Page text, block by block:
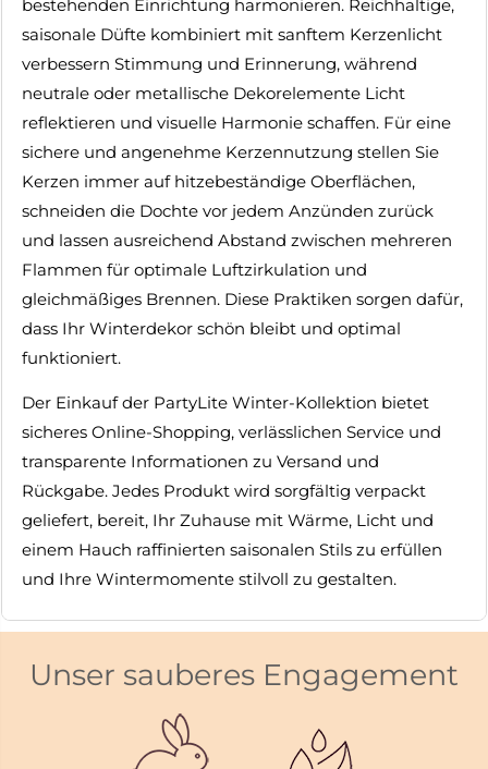
bestehenden Einrichtung harmonieren. Reichhaltige,
saisonale Düfte kombiniert mit sanftem Kerzenlicht
verbessern Stimmung und Erinnerung, während
neutrale oder metallische Dekorelemente Licht
reflektieren und visuelle Harmonie schaffen. Für eine
sichere und angenehme Kerzennutzung stellen Sie
Kerzen immer auf hitzebeständige Oberflächen,
schneiden die Dochte vor jedem Anzünden zurück
und lassen ausreichend Abstand zwischen mehreren
Flammen für optimale Luftzirkulation und
gleichmäßiges Brennen. Diese Praktiken sorgen dafür,
dass Ihr Winterdekor schön bleibt und optimal
funktioniert.
Der Einkauf der PartyLite Winter-Kollektion bietet
sicheres Online-Shopping, verlässlichen Service und
transparente Informationen zu Versand und
Rückgabe. Jedes Produkt wird sorgfältig verpackt
geliefert, bereit, Ihr Zuhause mit Wärme, Licht und
einem Hauch raffinierten saisonalen Stils zu erfüllen
und Ihre Wintermomente stilvoll zu gestalten.
Unser sauberes Engagement